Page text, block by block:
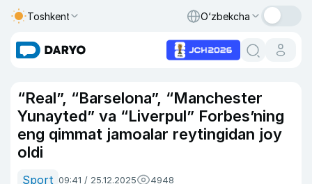
Toshkent O‘zbekcha
“Real”, “Barselona”, “Manchester
Yunayted” va “Liverpul” Forbes’ning
eng qimmat jamoalar reytingidan joy
oldi
Sport 09:41 / 25.12.2025 4948